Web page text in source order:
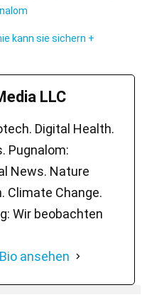
kann sie sichern +
LLC
Digital Health.
Pugnalom:
News. Nature
Climate Change.
Wir beobachten
ansehen